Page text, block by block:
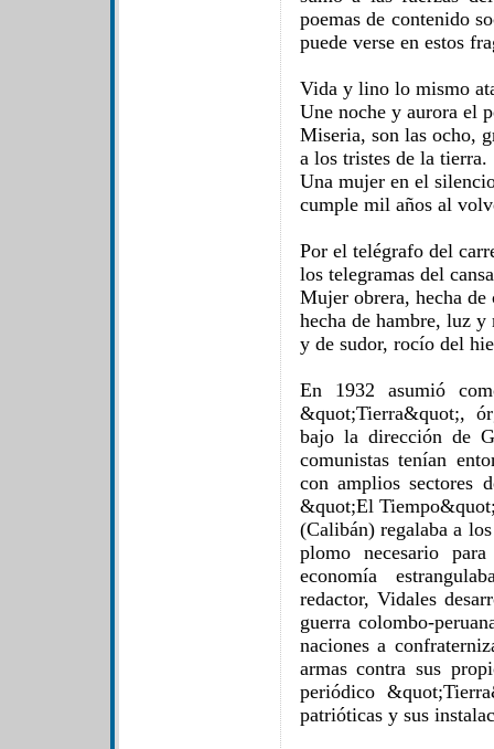
poemas de contenido
puede verse en estos
Vida y lino lo mismo
Une noche y aurora el
Miseria, son las ocho,
a los tristes de la tierra.
Una mujer en el
cumple mil años al
Por el telégrafo del
los telegramas del
Mujer obrera, hecha
hecha de hambre, luz y
y de sudor, rocío del
En 1932 asumió
&quot;Tierra&quot;,
bajo la dirección de
comunistas tenían
con amplios sectores
&quot;El
(Calibán) regalaba a
plomo necesario
economía
redactor, Vidales
guerra colombo-
naciones a
armas contra sus
periódico
patrióticas y sus